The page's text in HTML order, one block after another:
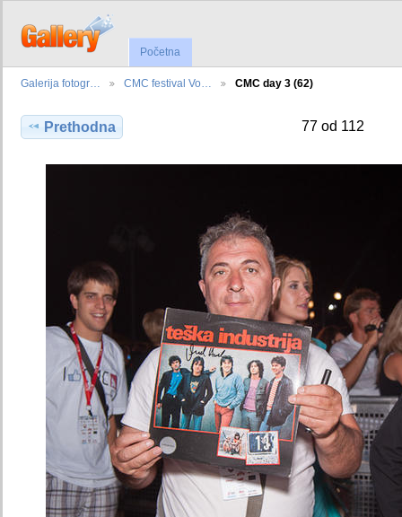
Početna
Galerija fotogr… CMC festival Vo… CMC day 3 (62)
Prethodna 77 od 112